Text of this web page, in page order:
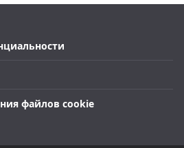
файлов cookie